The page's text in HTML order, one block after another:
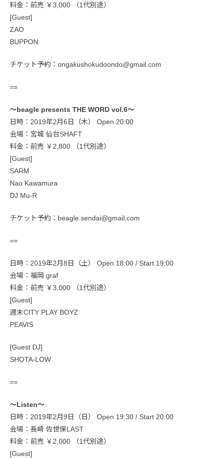
料金：前売 ￥3,000 （1代別途）
[Guest]
ZAO
BUPPON
チケット予約：ongakushokudoondo@gmail.com
==
〜beagle presents THE WORD vol.6〜
日時：2019年2月6日（木） Open 20:00
会場：宮城 仙台SHAFT
料金：前売 ￥2,800 （1代別途）
[Guest]
SARM
Nao Kawamura
DJ Mu-R
チケット予約：beagle.sendai@gmail.com
==
日時：2019年2月8日（土） Open 18:00 / Start 19:00
会場：福岡 graf
料金：前売 ￥3,000 （1代別途）
[Guest]
週末CITY PLAY BOYZ
PEAVIS
[Guest DJ]
SHOTA-LOW
==
〜Listen〜
日時：2019年2月9日（日） Open 19:30 / Start 20:00
会場：長崎 佐世保LAST
料金：前売 ￥2,000 （1代別途）
[Guest]